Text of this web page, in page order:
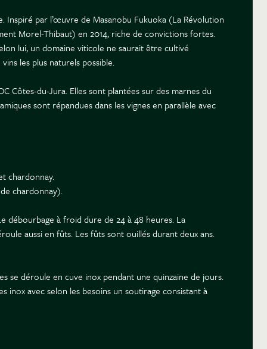
par l’œuvre de Masanobu Fukuoka (La Révolution
Morel-Thibaut) en 2014, riche de convictions fortes.
lui, un domaine viticole ne saurait être cultivé
les plus naturels possible.
Côtes-du-Jura. Elles sont plantées sur des marnes du
sont répandues dans les vignes en parallèle avec
chardonnay.
chardonnay).
débourbage à froid dure de 24 à 48 heures. La
aussi en fûts. Les fûts sont ouillés durant deux ans.
se déroule en cuve inox pendant une quinzaine de jours.
inox avec selon les besoins un soutirage consistant à